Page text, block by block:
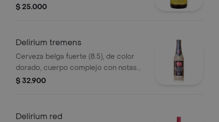
cítricas, coriandro y un toque
$ 25.000
Delirium tremens
Cerveza belga fuerte (8.5), de color
dorado, cuerpo complejo con notas
especiadas, frutales y un final cálido y
$ 32.900
Delirium red